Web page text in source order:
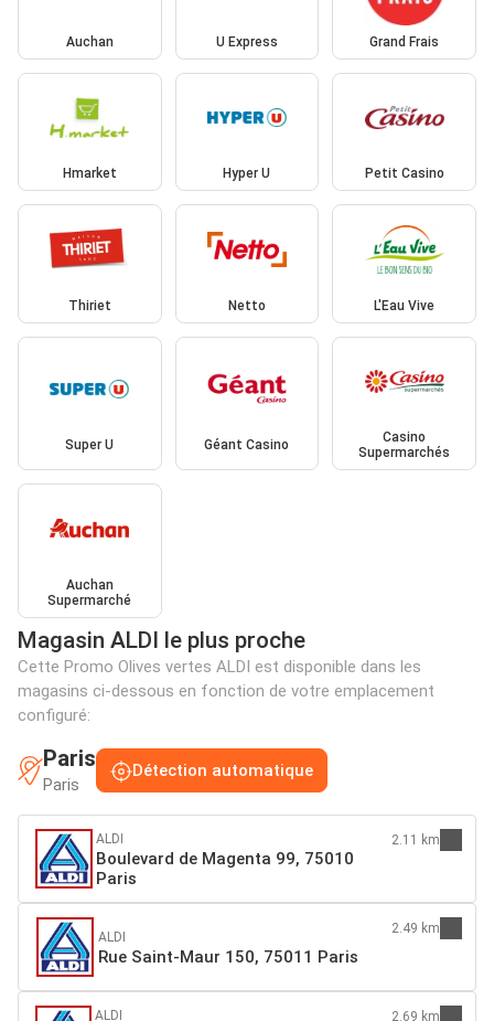
Auchan U Express Grand Frais
Hmarket Hyper U Petit Casino
Thiriet Netto L'Eau Vive
Super U Géant Casino
Casino
Supermarchés
Auchan
Supermarché
Magasin ALDI le plus proche
Cette Promo Olives vertes ALDI est disponible dans les
magasins ci-dessous en fonction de votre emplacement
configuré:
Paris
Paris
Détection automatique
ALDI
Boulevard de Magenta 99, 75010
Paris
2.11 km
ALDI
Rue Saint-Maur 150, 75011 Paris
2.49 km
ALDI 2.69 km